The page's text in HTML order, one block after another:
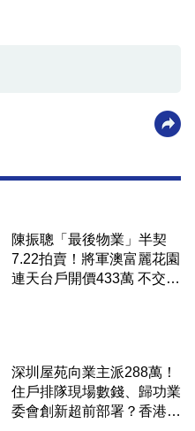
陳振聰「最後物業」半契
7.22拍賣！將軍澳富麗花園
連天台戶開價433萬 不交
深圳屋苑向業主派288萬！
住戶排隊現場數錢、歸功業
委會創新超前部署？香港業